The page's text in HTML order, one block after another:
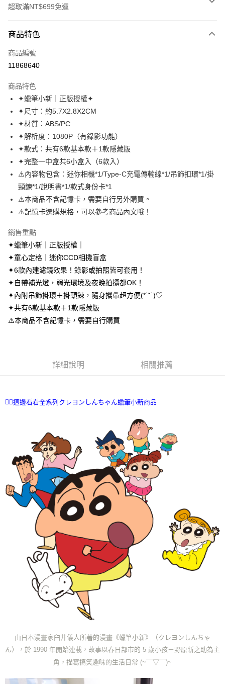
超取滿NT$699免運
信用卡一次付款
超商取貨付款
Apple Pay
街口支付
悠遊付
AFTEE先享後付
相關說明
【關於「AFTEE先享後付」】
AFTEE先享後付是「在收到商品之後才付款」的支付方式。 讓您購物簡單
１．簡單：不需註冊會員、不需綁卡、不需儲值。
２．便利：只要手機號碼，簡訊認證，即可結帳。
１．於結帳方式選擇「AFTEE先享後付」後，將跳轉至「AFTEE先享後付」
結帳頁面，進行簡訊認證並確認金額後，即可完成結帳。
２．訂單成立數日內，您將收到繳費通知簡訊。
３．收到繳費通知簡訊後14天內，點擊此簡訊中的連結，可透過四大超商／
ATM／網路銀行／等多元方式進行付款，方視為交易完成。
※ 請注意：結帳手續完成當下不需立刻繳費，但若您需要取消訂單，請聯絡
後付繳納相關費用。
※ 交易是否成功請以「AFTEE先享後付 」之結帳頁面顯示為準，若有關於
１．透過由恩沛科技股份有限公司提供之「AFTEE先享後付」服務完成之交
https://aftee.tw/terms/#terms3
「AFTEE先享後付」，若未經同意申辦者引起之損失，本公司不負相關責
４．使用「AFTEE先享後付」時，將依據個別帳號之用戶狀況，依本公司即
時審查核予不同之上限額度；若仍有額度不足之情形，本公司將視審查結果
請求用戶進行身份認證。
５．嚴禁一人註冊多個帳號或使用他人資訊註冊。若發現惡意使用之情形，
恩沛科技股份有限公司將有權停止該用戶之使用額度並採取法律行動。
ATM付款
運送方式
每筆NT$70，滿NT$699(含以上)免運費
付款後全家取貨
每筆NT$70，滿NT$699(含以上)免運費
7-11取貨付款
付款後7-11取貨
每筆NT$80，滿NT$899(含以上)免運費
商品特色
商品編號
11868640
商品特色
✦蠟筆小新｜正版授權✦
✦尺寸：約5.7X2.8X2CM
✦材質：ABS/PC
✦解析度：1080P（有錄影功能）
✦款式：共有6款基本款＋1款隱藏版
✦完整一中盒共6小盒入（6款入）
⚠️內容物包含：迷你相機*1/Type-C充電傳輸線*1/吊飾扣環*1/掛
頸鍊*1/說明書*1/款式身份卡*1
⚠️本商品不含記憶卡，需要自行另外購買。
⚠️記憶卡選購規格，可以參考商品內文哦！
銷售重點
✦蠟筆小新｜正版授權｜
✦童心定格｜迷你CCD相機盲盒
✦6款內建濾鏡效果！錄影或拍照皆可套用！
✦自帶補光燈，弱光環境及夜晚拍攝都OK！
✦內附吊飾掛環＋掛頸鍊，隨身攜帶超方便(*˙˘˙)♡
✦共有6款基本款＋1款隱藏版
⚠️本商品不含記憶卡，需要自行購買
詳細說明 相關推薦
👉🏻這邊看看全系列クレヨンしんちゃん蠟筆小新商品
由日本漫畫家臼井儀人所著的漫畫《蠟筆小新》（クレヨンしんちゃ
ん）， 於 1990 年開始連載， 故事以春日部市的 5 歲小孩－野原新之助為主
角，描寫搞笑趣味的生活日常 (~￣▽￣)~